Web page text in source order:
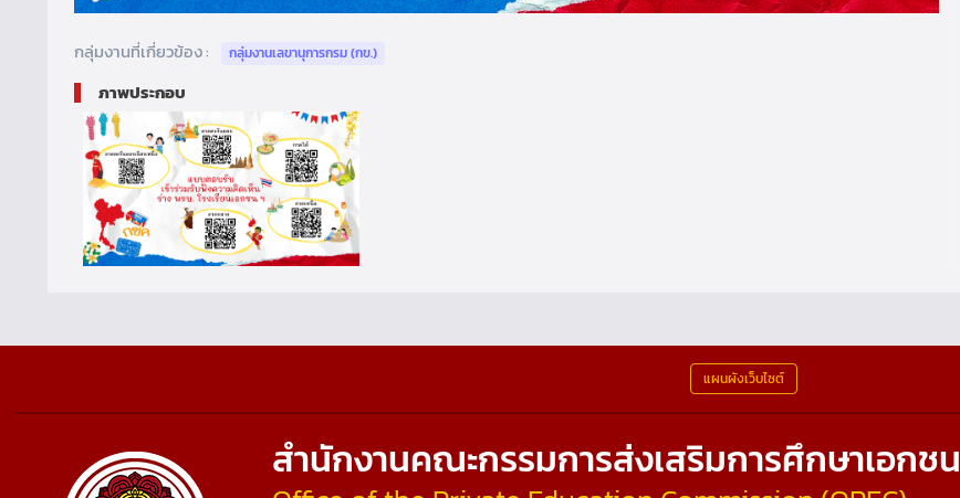
กลุ่มงานที่เกี่ยวข้อง : กลุ่มงานเลขานุการกรม (กข.)
ภาพประกอบ
แผนผังเว็บไซต์
สำนักงานคณะกรรมการส่งเสริมการศึกษาเอกชน